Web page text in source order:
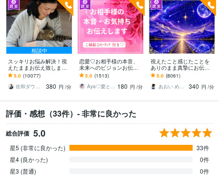
相談中
スッキリお悩み解決！視
えたままお伝え致します
恋愛、結婚、人間関係、
仕事、人生、ペットの気
持ち等◎祈願付き
5.0 (10077)
佐和ダウジング＆スピリットメンター
380 円 /分
恋愛♡お相手様の本音、
未来へのビジョンお伝え
します どんな関係でも細
密にお伝えします✨ツイン
レイ ソウルメイト
5.0 (1513)
Aya♡愛と光のスピリチュアルガイド 180 円 /分
視えたこと感じたことを
ありのまま真摯にお伝え
します 現実とスピリチュ
アルを繋ぐ鑑定であなた
の心に寄り添います
5.0 (8061)
あおい めぐみ✴︎魂の声伝達屋さん
340 円 /分
評価・感想（33件）- 非常に良かった
総合評価 5.0
星5 (非常に良かった)
33件
星4 (良かった)
0件
星3 (普通)
0件